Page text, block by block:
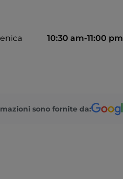
10:30 am-11:00 pm
sono fornite da: